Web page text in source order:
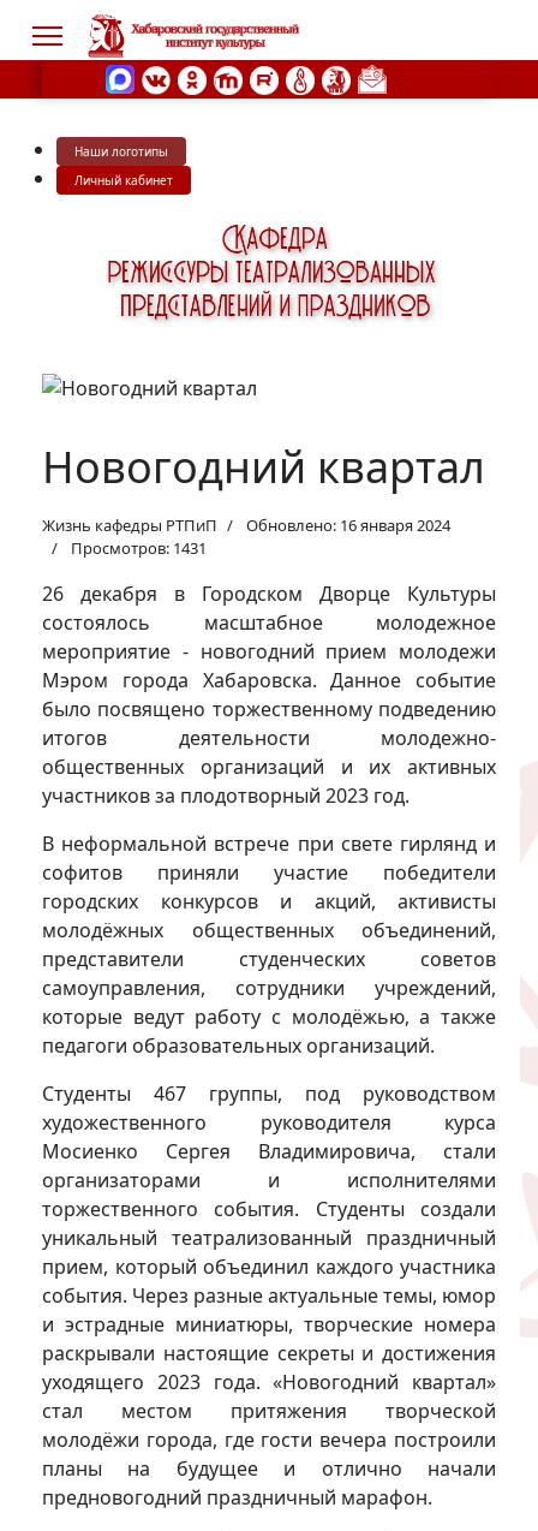
Наши логотипы
Личный кабинет
Новогодний квартал
Жизнь кафедры РТПиП
Обновлено: 16 января 2024
Просмотров: 1431
26 декабря в Городском Дворце Культуры
состоялось масштабное молодежное
мероприятие - новогодний прием молодежи
Мэром города Хабаровска. Данное событие
было посвящено торжественному подведению
итогов деятельности молодежно-
общественных организаций и их активных
участников за плодотворный 2023 год.
В неформальной встрече при свете гирлянд и
софитов приняли участие победители
городских конкурсов и акций, активисты
молодёжных общественных объединений,
представители студенческих советов
самоуправления, сотрудники учреждений,
которые ведут работу с молодёжью, а также
педагоги образовательных организаций.
Студенты 467 группы, под руководством
художественного руководителя курса
Мосиенко Сергея Владимировича, стали
организаторами и исполнителями
торжественного события. Студенты создали
уникальный театрализованный праздничный
прием, который объединил каждого участника
события. Через разные актуальные темы, юмор
и эстрадные миниатюры, творческие номера
раскрывали настоящие секреты и достижения
уходящего 2023 года. «Новогодний квартал»
стал местом притяжения творческой
молодёжи города, где гости вечера построили
планы на будущее и отлично начали
предновогодний праздничный марафон.